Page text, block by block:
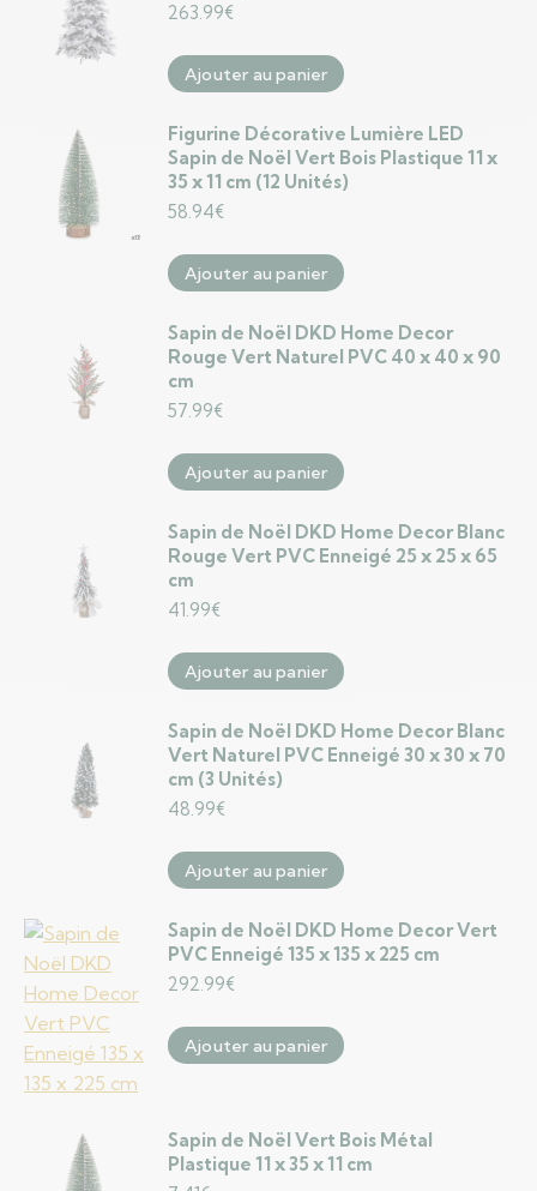
263.99€
Ajouter au panier
Figurine Décorative Lumière LED
Sapin de Noël Vert Bois Plastique 11 x
35 x 11 cm (12 Unités)
58.94€
Ajouter au panier
Sapin de Noël DKD Home Decor
Rouge Vert Naturel PVC 40 x 40 x 90
cm
57.99€
Ajouter au panier
Sapin de Noël DKD Home Decor Blanc
Rouge Vert PVC Enneigé 25 x 25 x 65
cm
41.99€
Ajouter au panier
Sapin de Noël DKD Home Decor Blanc
Vert Naturel PVC Enneigé 30 x 30 x 70
cm (3 Unités)
48.99€
Ajouter au panier
Sapin de Noël DKD Home Decor Vert
PVC Enneigé 135 x 135 x 225 cm
292.99€
Ajouter au panier
Sapin de Noël Vert Bois Métal
Plastique 11 x 35 x 11 cm